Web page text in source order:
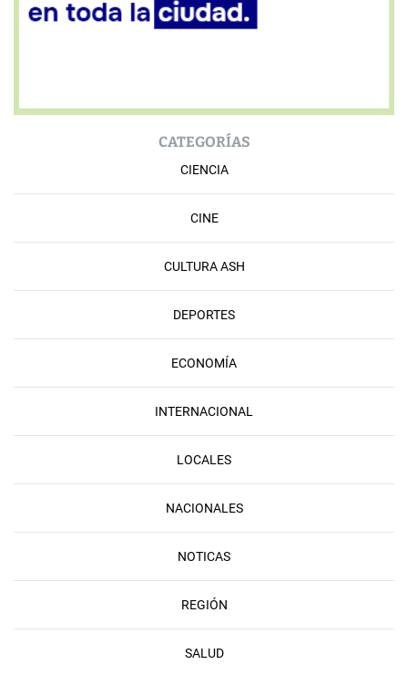
CATEGORÍAS
CIENCIA
CINE
CULTURA ASH
DEPORTES
ECONOMÍA
INTERNACIONAL
LOCALES
NACIONALES
NOTICAS
REGIÓN
SALUD